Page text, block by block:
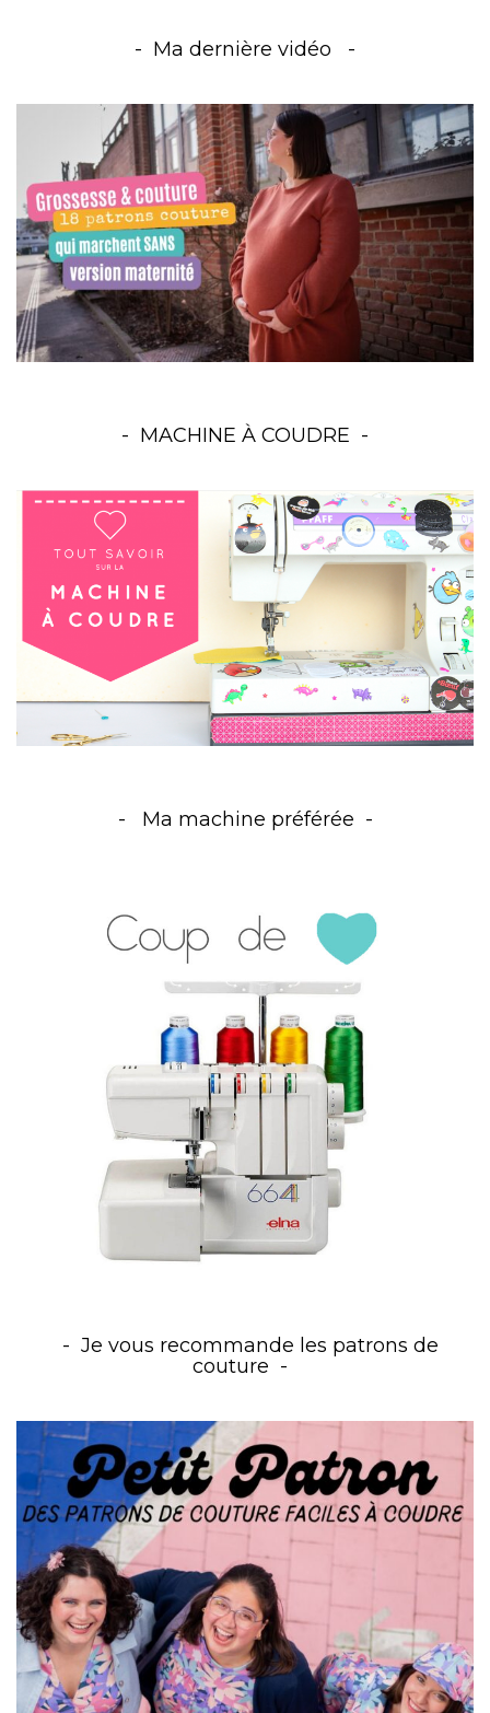
Ma dernière vidéo
MACHINE À COUDRE
Ma machine préférée
Je vous recommande les patrons de
couture